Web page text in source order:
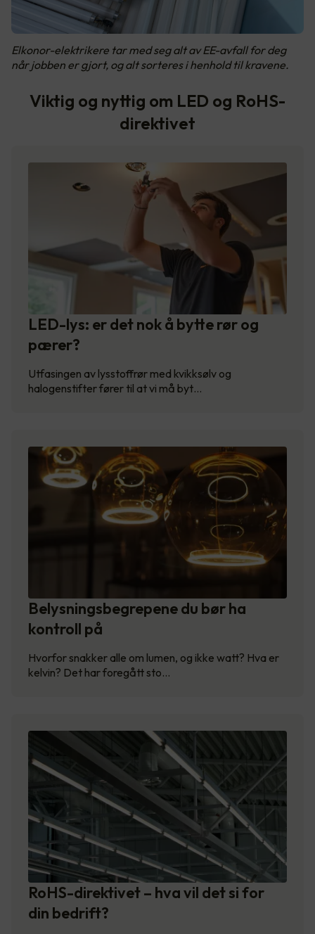
Elkonor-elektrikere tar med seg alt av EE-avfall for deg
når jobben er gjort, og alt sorteres i henhold til kravene.
Viktig og nyttig om LED og RoHS-
direktivet
LED-lys: er det nok å bytte rør og
pærer?
Utfasingen av lysstoffrør med kvikksølv og
halogenstifter fører til at vi må byt…
Belysningsbegrepene du bør ha
kontroll på
Hvorfor snakker alle om lumen, og ikke watt? Hva er
kelvin? Det har foregått sto…
RoHS-direktivet – hva vil det si for
din bedrift?